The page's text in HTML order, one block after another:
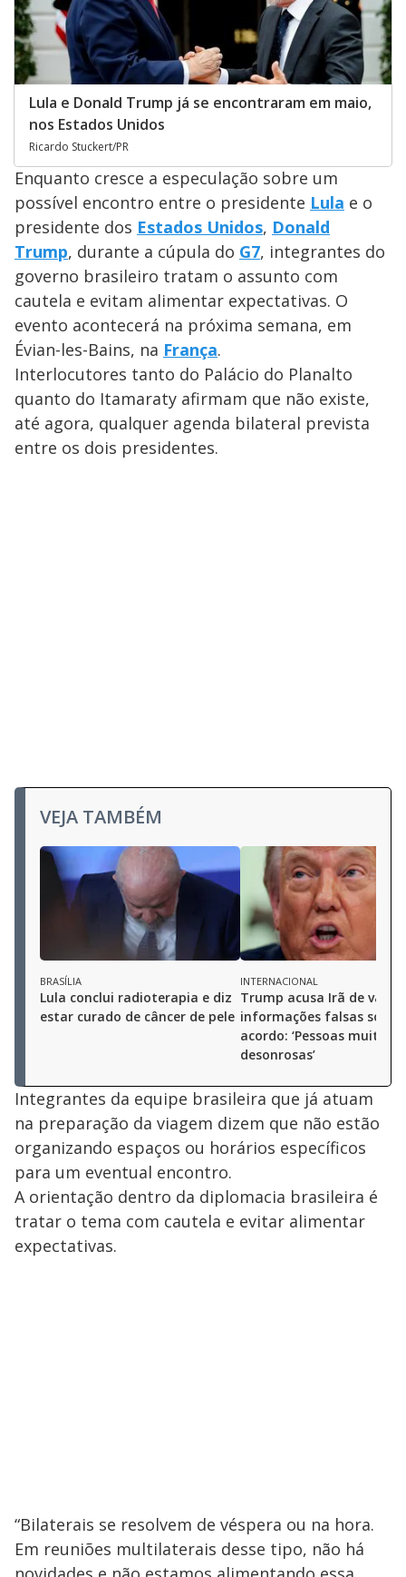
Lula e Donald Trump já se encontraram em maio,
nos Estados Unidos
Ricardo Stuckert/PR
Enquanto cresce a especulação sobre um
possível encontro entre o presidente Lula e o
presidente dos Estados Unidos, Donald
Trump, durante a cúpula do G7, integrantes do
governo brasileiro tratam o assunto com
cautela e evitam alimentar expectativas. O
evento acontecerá na próxima semana, em
Évian-les-Bains, na França.
Interlocutores tanto do Palácio do Planalto
quanto do Itamaraty afirmam que não existe,
até agora, qualquer agenda bilateral prevista
entre os dois presidentes.
VEJA TAMBÉM
BRASÍLIA
Lula conclui radioterapia e diz
estar curado de câncer de pele
INTERNACIONAL
Trump acusa Irã de vazar
informações falsas sobre
acordo: ‘Pessoas muito
desonrosas’
Integrantes da equipe brasileira que já atuam
na preparação da viagem dizem que não estão
organizando espaços ou horários específicos
para um eventual encontro.
A orientação dentro da diplomacia brasileira é
tratar o tema com cautela e evitar alimentar
expectativas.
“Bilaterais se resolvem de véspera ou na hora.
Em reuniões multilaterais desse tipo, não há